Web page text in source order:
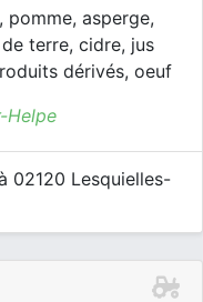
pomme, asperge,
terre, cidre, jus
dérivés, oeuf
Helpe
02120 Lesquielles-